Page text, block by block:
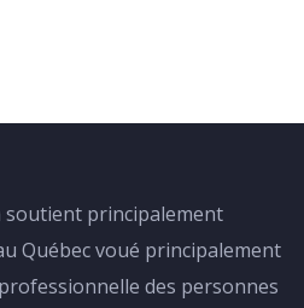
soutient principalement
Québec voué principalement
des personnes